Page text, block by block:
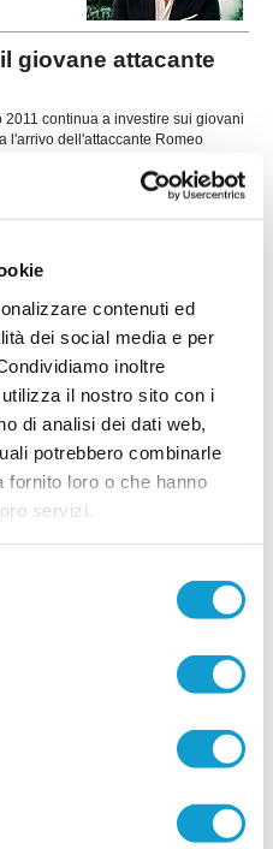
contenuti ed
dei social media e per
inoltre
il nostro sito con i
di analisi dei dati web,
potrebbero combinarle
fornito loro o che hanno
servizi.
giovane attacante
2011 continua a investire sui giovani
l'arrivo dell'attaccante Romeo
con la Vigor Castelfidardo.
"Accettare è
al reparto arretrato con
classe 1999 reduce dalla
con il...leggi
Il mister sarà
Nasoni (foto) sarà ancora
fortemente voluta dalla società,
di una stagione intensa e ricca
nella quale il tecnico ha saputo